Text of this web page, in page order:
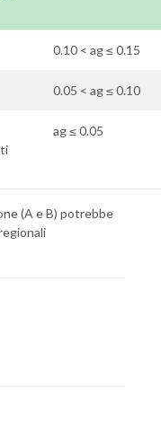
0.10 < ag ≤ 0.15
0.05 < ag ≤ 0.10
ag ≤ 0.05
(A e B) potrebbe